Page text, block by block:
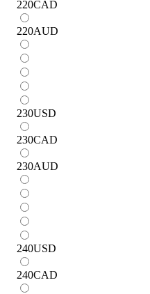
220CAD
220AUD
230USD
230CAD
230AUD
240USD
240CAD